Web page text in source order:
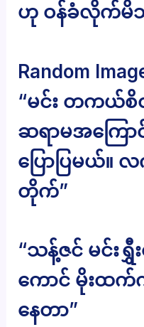
ဟု ဝန်ခံလိုက်မိ
Random
“မင်း တကယ်စိ
ဆရာမအကြော
ပြောပြမယ်
တိုက်”
“သန့်ဇင် မင်းရွှီ
ကောင် မိုးထက်
နေတာ”